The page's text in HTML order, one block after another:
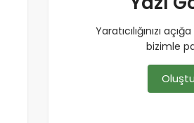
Yaratıcılığınızı
bizimle